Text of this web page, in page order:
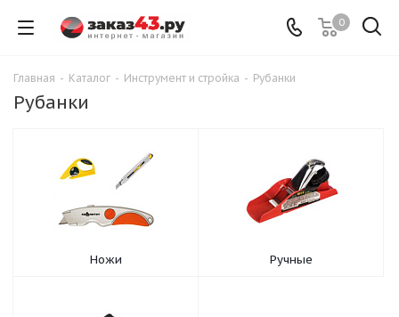
0
Главная - Каталог - Инструмент и стройка - Рубанки
Рубанки
Ножи Ручные